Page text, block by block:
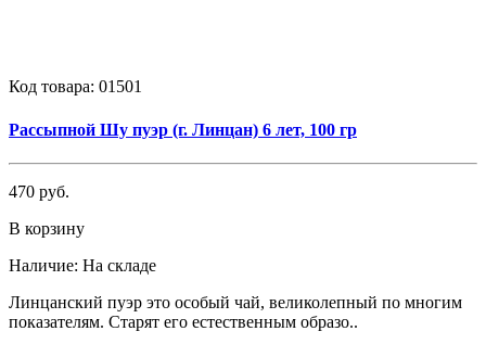
Код товара: 01501
Рассыпной Шу пуэр (г. Линцан) 6 лет, 100 гр
470 руб.
В корзину
Наличие: На складе
Линцанский пуэр это особый чай, великолепный по многим
показателям. Старят его естественным образо..